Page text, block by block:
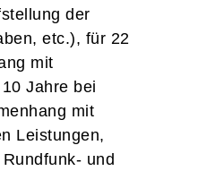
der
etc.), für 22
mit
Jahre bei
mit
Leistungen,
und